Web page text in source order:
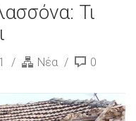
Τι
Νέα 0